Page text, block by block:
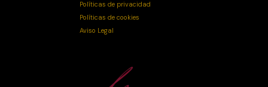
Políticas de privacidad
Políticas de cookies
Aviso Legal